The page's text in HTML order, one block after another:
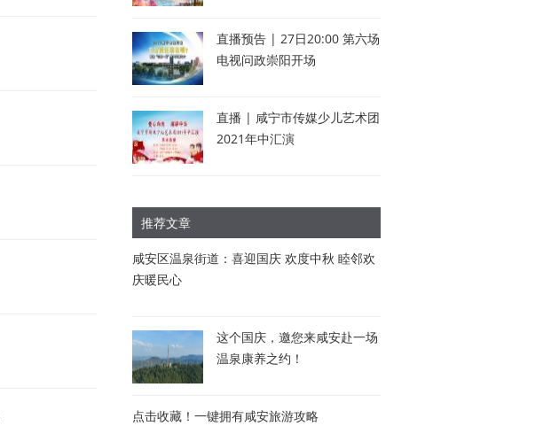
直播预告 | 27日20:00 第六场
电视问政崇阳开场
直播 | 咸宁市传媒少儿艺术团
2021年中汇演
推荐文章
咸安区温泉街道：喜迎国庆 欢度中秋 睦邻欢
庆暖民心
这个国庆，邀您来咸安赴一场
温泉康养之约！
点击收藏！一键拥有咸安旅游攻略